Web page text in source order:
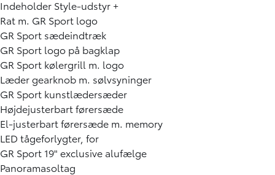
Indeholder Style-udstyr +
Rat m. GR Sport logo
GR Sport sædeindtræk
GR Sport logo på bagklap
GR Sport kølergrill m. logo
Læder gearknob m. sølvsyninger
GR Sport kunstlædersæder
Højdejusterbart førersæde
El-justerbart førersæde m. memory
LED tågeforlygter, for
GR Sport 19" exclusive alufælge
Panoramasoltag